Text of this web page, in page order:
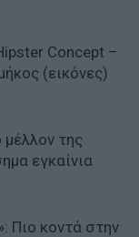
Concept –
(εικόνες)
της
εγκαίνια
Πιο κοντά στην